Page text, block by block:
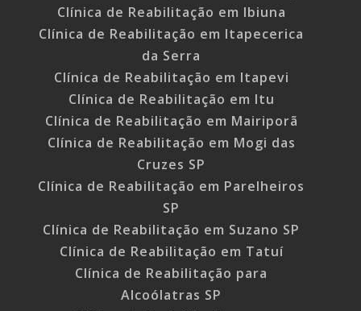
Clínica de Reabilitação em Ibiuna
Clínica de Reabilitação em Itapecerica
da Serra
Clínica de Reabilitação em Itapevi
Clínica de Reabilitação em Itu
Clínica de Reabilitação em Mairiporã
Clínica de Reabilitação em Mogi das
Cruzes SP
Clínica de Reabilitação em Parelheiros
SP
Clínica de Reabilitação em Suzano SP
Clínica de Reabilitação em Tatuí
Clínica de Reabilitação para
Alcoólatras SP